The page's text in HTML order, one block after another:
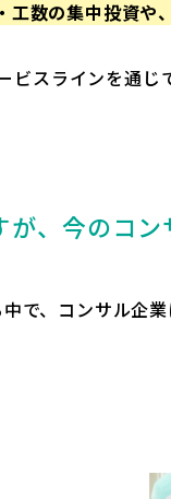
数の集中投資
スラインを通じ
、今のコ
、コンサル企